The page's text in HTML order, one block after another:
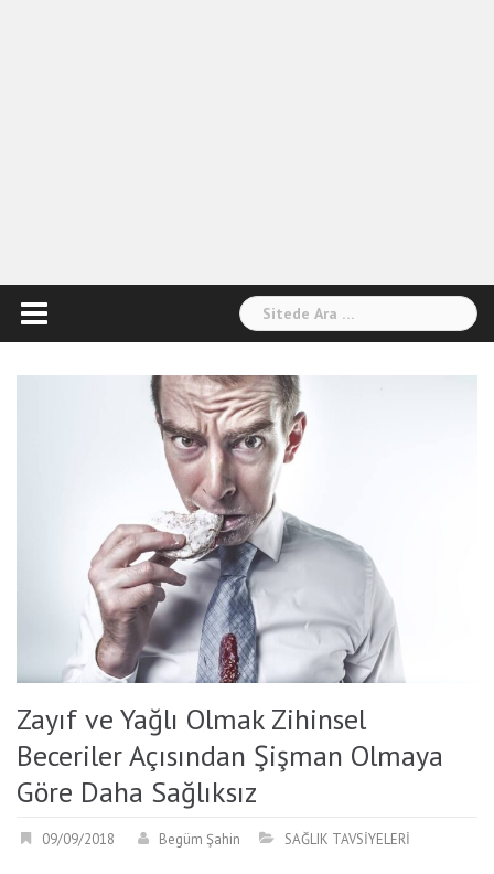
Arama:
Zayıf ve Yağlı Olmak Zihinsel
Beceriler Açısından Şişman Olmaya
Göre Daha Sağlıksız
09/09/2018 Begüm Şahin SAĞLIK TAVSİYELERİ